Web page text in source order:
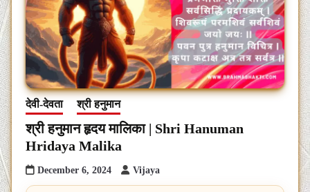
देवी-देवता श्री हनुमान
श्री हनुमान हृदय मालिका | Shri Hanuman
Hridaya Malika
December 6, 2024 Vijaya